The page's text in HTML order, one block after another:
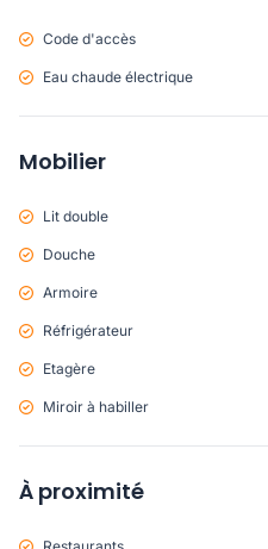
Code d'accès
Eau chaude électrique
Mobilier
Lit double
Douche
Armoire
Réfrigérateur
Etagère
Miroir à habiller
À proximité